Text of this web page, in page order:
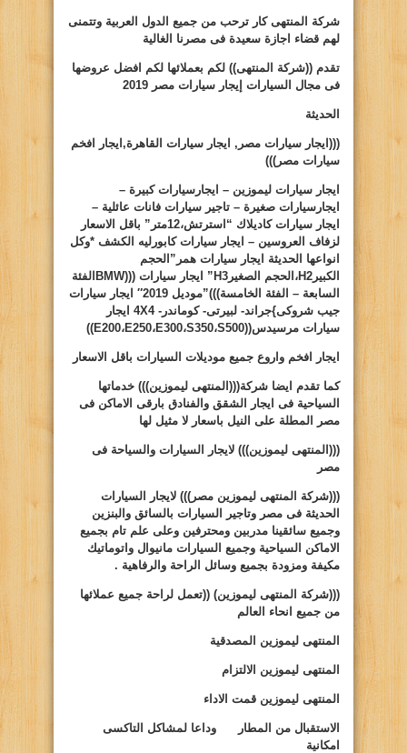
شركة المنتهى كار ترحب من جميع الدول العربية وتتمنى
لهم قضاء اجازة سعيدة فى مصرنا الغالية
تقدم ((شركة المنتهى)) لكم بعملائها لكم افضل عروضها
فى مجال السيارات إيجار سيارات مصر 2019
الحديثة
(((ايجار سيارات مصر, ايجار سيارات القاهرة,ايجار افخم
سيارات مصر)))
ايجار سيارات ليموزين – ايجارسيارات كبيرة –
ايجارسيارات صغيرة – تاجير سيارات فانات عائلية –
ايجار سيارات كاديلاك “استرتش،12متر” باقل الاسعار
لزفاف العروسين – ايجار سيارات كابورليه الكشف *وكل
انواعها الحديثة ايجار سيارات همر”الحجم
الكبير H2،الحجم الصغير H3 ” ايجار سيارات (((BMW الفئة
السابعة – الفئة الخامسة)))”موديل 2019″ ايجار سيارات
جيب شروكى}جراند- لبيرتى- كوماندر-4X4 ايجار
سيارات مرسيدس((
E200،E250،E300،S350،S500
))
ايجار افخم واروع جميع موديلات السيارات باقل الاسعار
كما تقدم ايضا شركة(((المنتهى ليموزين))) خدماتها
السياحية فى ايجار الشقق والفنادق بارقى الاماكن فى
مصر المطلة على النيل باسعار لا مثيل لها
(((المنتهى ليموزين))) لايجار السيارات والسياحة فى
مصر
(((شركة المنتهى ليموزين مصر))) لايجار السيارات
الحديثة فى مصر وتاجير السيارات بالسائق والبنزين
وجميع سائقينا مدربين ومحترفين وعلى علم تام بجميع
الاماكن السياحية وجميع السيارات مانيوال واتوماتيك
مكيفة ومزودة بجميع وسائل الراحة والرفاهية .
(((شركة المنتهى ليموزين) ((تعمل لراحة جميع عملائها
من جميع انحاء العالم
المنتهى ليموزين المصدقية
المنتهى ليموزين الالتزام
المنتهى ليموزين قمت الاداء
الاستقبال من المطار وداعا لمشاكل التاكسى
امكانية